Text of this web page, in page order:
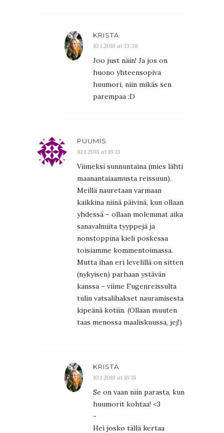
KRISTA
10.1.2018 at 13:38
Joo just näin! Ja jos on
huono yhteensopiva
huumori, niin mikäs sen
parempaa :D
PUUMIS
10.1.2018 at 16:13
Viimeksi sunnuntaina (mies lähti
maanantaiaamusta reissuun).
Meillä nauretaan varmaan
kaikkina niinä päivinä, kun ollaan
yhdessä – ollaan molemmat aika
sanavalmiita tyyppejä ja
nonstoppina kieli poskessa
toisiamme kommentoimassa.
Mutta ihan eri levelillä on sitten
(nykyisen) parhaan ystävän
kanssa – viime Fugenreissulta
tulin vatsalihakset nauramisesta
kipeänä kotiin. (Ollaan muuten
taas menossa maaliskuussa, jej!)
KRISTA
10.1.2018 at 16:18
Se on vaan niin parasta, kun
huumorit kohtaa! <3
-
Hei josko tällä kertaa